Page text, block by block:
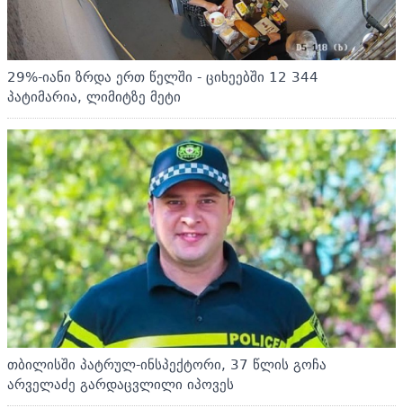
29%-იანი ზრდა ერთ წელში - ციხეებში 12 344
პატიმარია, ლიმიტზე მეტი
თბილისში პატრულ-ინსპექტორი, 37 წლის გოჩა
არველაძე გარდაცვლილი იპოვეს